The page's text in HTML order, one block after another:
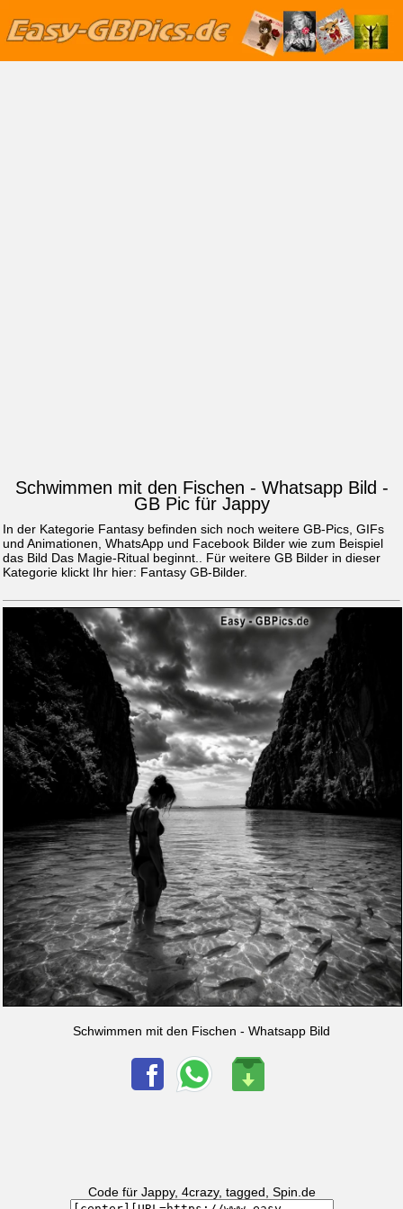
Schwimmen mit den Fischen - Whatsapp Bild -
GB Pic für Jappy
In der Kategorie Fantasy befinden sich noch weitere GB-Pics, GIFs
und Animationen, WhatsApp und Facebook Bilder wie zum Beispiel
das Bild Das Magie-Ritual beginnt.. Für weitere GB Bilder in dieser
Kategorie klickt Ihr hier: Fantasy GB-Bilder.
Schwimmen mit den Fischen - Whatsapp Bild
Code für Jappy, 4crazy, tagged, Spin.de